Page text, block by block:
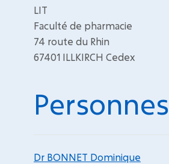
LIT
Faculté de pharmacie
74 route du Rhin
67401 ILLKIRCH Cedex
Personnes
Dr BONNET Dominique